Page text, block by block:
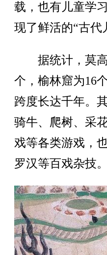
载，也有儿童学
现了鲜活的“古代
据统计，莫高
个，榆林窟为16
跨度长达千年。
骑牛、爬树、采
戏等各类游戏，
罗汉等百戏杂技。